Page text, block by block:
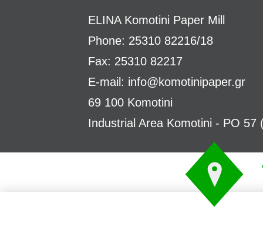
ELINA Komotini Paper Mill
Phone: 25310 82216/18
Fax: 25310 82217
E-mail: info@komotinipaper.gr
69 100 Komotini
Industrial Area Komotini - PO 57